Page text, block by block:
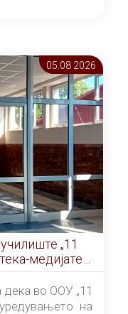
05.08 2026
„11
медијатека
во ООУ „11
на